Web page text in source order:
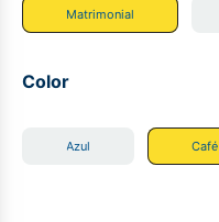
Matrimonial
Color
Azul Café